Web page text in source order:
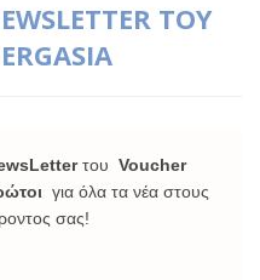
ΤΟΥ
του Voucher
για όλα τα νέα στους
σας!